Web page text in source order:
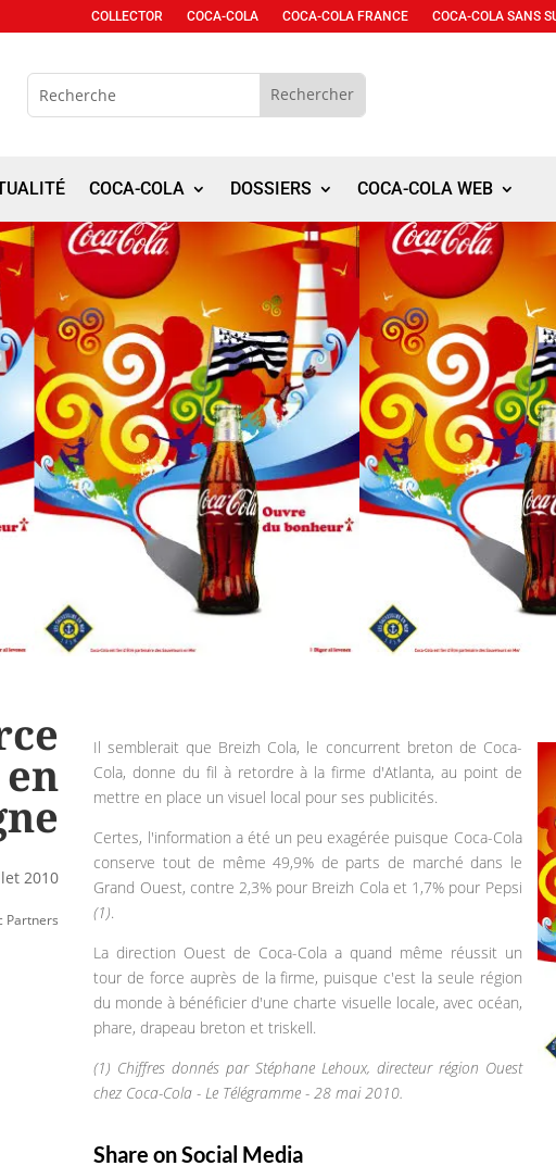
COLLECTOR COCA-COLA COCA-COLA FRANCE COCA-COLA SANS
COCA-COLA DOSSIERS COCA-COLA WEB
2010
Partners
Il semblerait que Breizh Cola, le concurrent breton de Coca-
Cola, donne du fil à retordre à la firme d'Atlanta, au point de
mettre en place un visuel local pour ses publicités.
Certes, l'information a été un peu exagérée puisque Coca-Cola
conserve tout de même 49,9% de parts de marché dans le
Grand Ouest, contre 2,3% pour Breizh Cola et 1,7% pour Pepsi
(1).
La direction Ouest de Coca-Cola a quand même réussit un
tour de force auprès de la firme, puisque c'est la seule région
du monde à bénéficier d'une charte visuelle locale, avec océan,
phare, drapeau breton et triskell.
(1) Chiffres donnés par Stéphane Lehoux, directeur région Ouest
chez Coca-Cola - Le Télégramme - 28 mai 2010.
Share on Social Media